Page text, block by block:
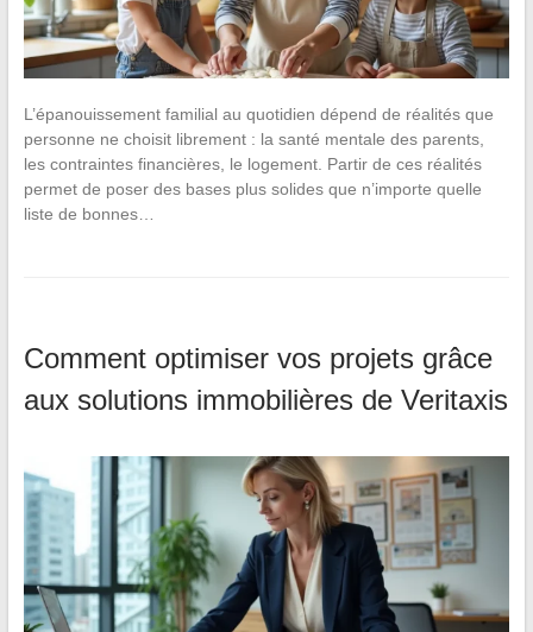
L’épanouissement familial au quotidien dépend de réalités que
personne ne choisit librement : la santé mentale des parents,
les contraintes financières, le logement. Partir de ces réalités
permet de poser des bases plus solides que n’importe quelle
liste de bonnes…
Comment optimiser vos projets grâce
aux solutions immobilières de Veritaxis